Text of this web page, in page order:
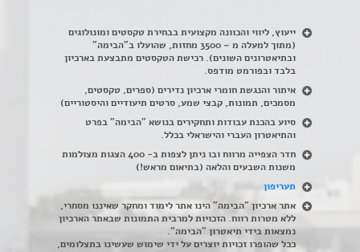
ייעוץ, ליווי והכוונה מקצועית בבחירת טקסטים ומונולוגים
(מתוך למעלה מ – 3500 מחזות, שהועלו ב"הבימה"
ובתיאטרונים השונים). רכישת הטקסטים מתבצעת בארכיון
בלבד ובפורמט מודפס.
איתור והנגשת חומרי ארכיון נדירים (ספרים, טקסטים,
מסמכים, תמונות, קבצי שמע, סרטים תיעודיים והיסטוריים)
סיוע בהכנת עבודות ותחקירים בנושא "הבימה" בפרט
והתיאטרון העברי והישראלי בכלל.
חדר הצפייה מרווח ובו ניתן לצפות ב- 400 הצגות מצולמות
משנות השבעים והלאה (בתיאום מראש!)
תעריפון
אתר ארכיון "הבימה" הינו אתר לימוד ומחקר שאיננו מסחרי,
ללא מטרות רווח. הזכויות למרבית התמונות שבאתר הארכיון
נמצאות בידי תיאטרון "הבימה".
ככל שהופרו זכויות יוצרים על ידי שימוש שעשינו בתצלומים,